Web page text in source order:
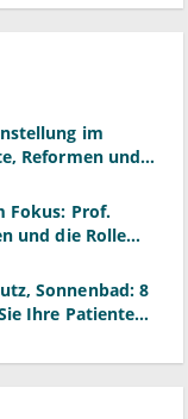
im
Reformen und
Fokus: Prof.
und die Rolle
Sonnenbad: 8
Ihre Patienten